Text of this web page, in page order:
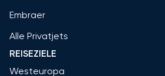
Embraer
Alle Privatjets
REISEZIELE
Westeuropa